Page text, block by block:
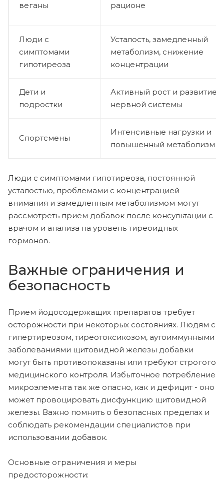
веганы
рационе
Люди с
симптомами
гипотиреоза
Усталость, замедленный
метаболизм, снижение
концентрации
Дети и
подростки
Активный рост и развитие
нервной системы
Спортсмены
Интенсивные нагрузки и
повышенный метаболизм
Люди с симптомами гипотиреоза, постоянной
усталостью, проблемами с концентрацией
внимания и замедленным метаболизмом могут
рассмотреть прием добавок после консультации с
врачом и анализа на уровень тиреоидных
гормонов.
Важные ограничения и
безопасность
Прием йодосодержащих препаратов требует
осторожности при некоторых состояниях. Людям с
гипертиреозом, тиреотоксикозом, аутоиммунными
заболеваниями щитовидной железы добавки
могут быть противопоказаны или требуют строгого
медицинского контроля. Избыточное потребление
микроэлемента так же опасно, как и дефицит - оно
может провоцировать дисфункцию щитовидной
железы. Важно помнить о безопасных пределах и
соблюдать рекомендации специалистов при
использовании добавок.
Основные ограничения и меры
предосторожности: